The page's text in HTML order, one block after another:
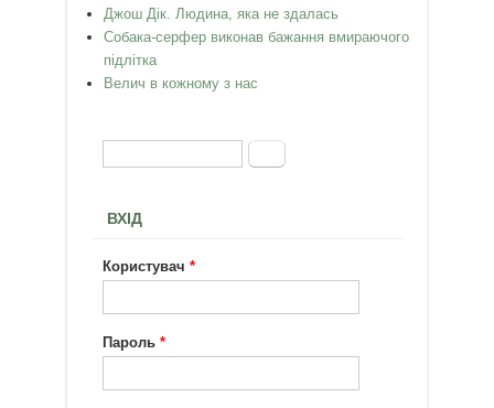
Джош Дік. Людина, яка не здалась
Собака-серфер виконав бажання вмираючого
підлітка
Велич в кожному з нас
Пошукова форма
Пошук
ВХІД
Користувач*
Пароль*